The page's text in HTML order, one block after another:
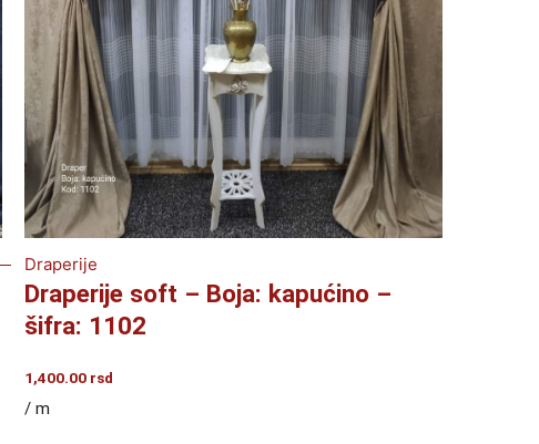
Draperije
Draperije soft – Boja: kapućino –
šifra: 1102
1,400.00 rsd
/ m